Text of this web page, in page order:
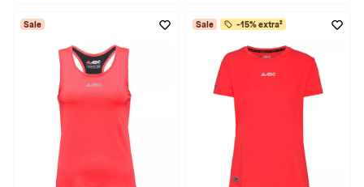
Sale Sale -15% extra²